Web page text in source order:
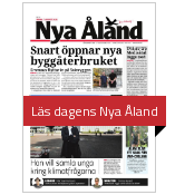
Läs dagens Nya Åland